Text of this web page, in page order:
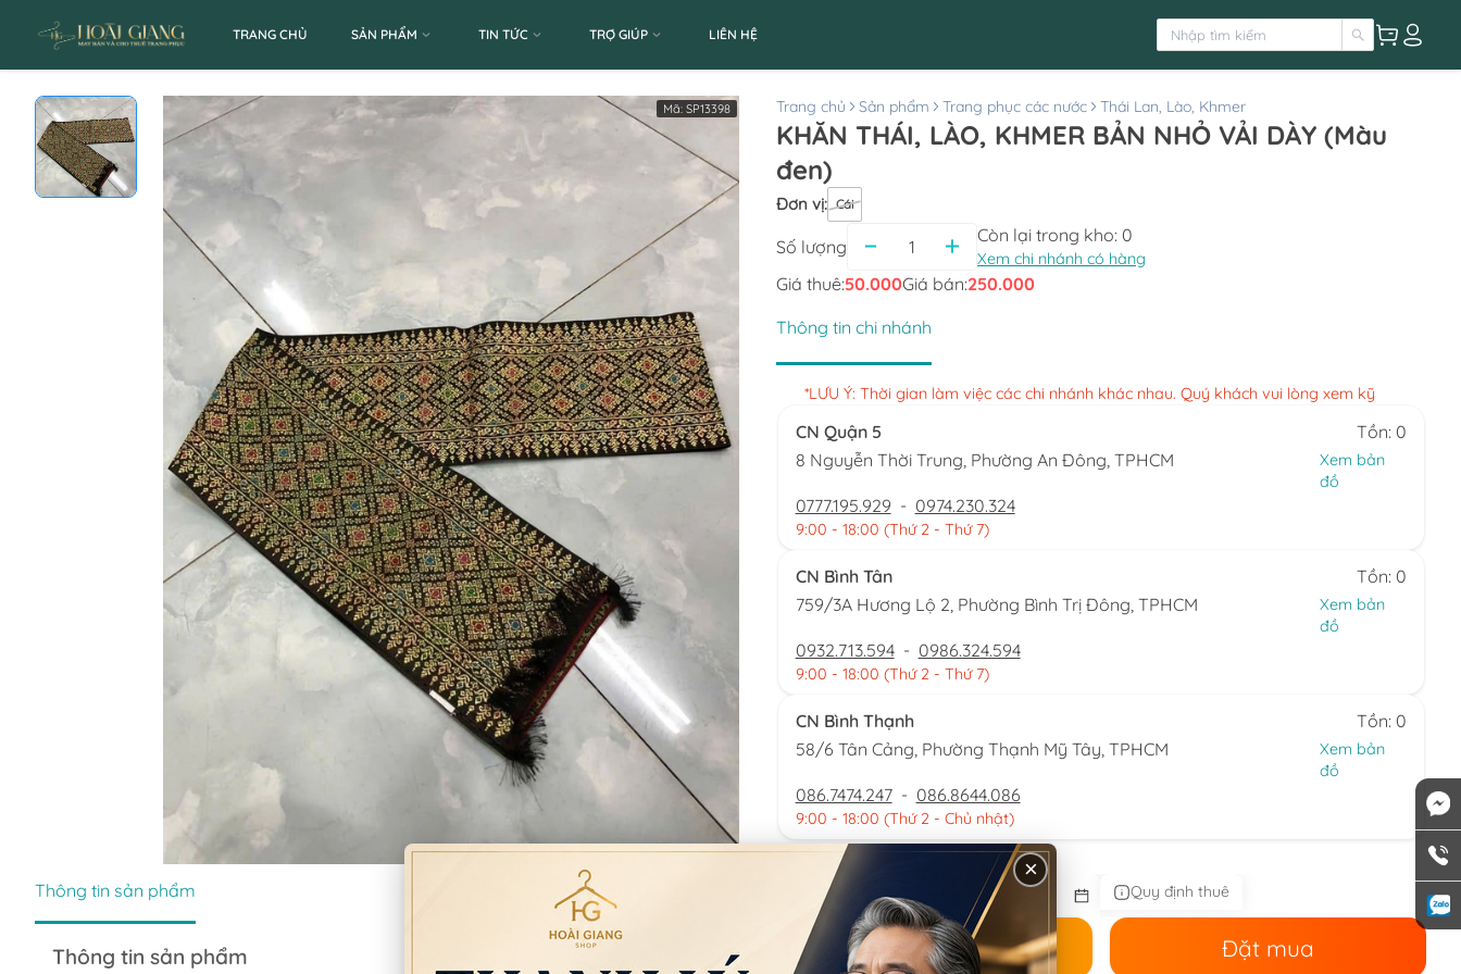
TRANG CHỦ SẢN PHẨM TIN TỨC TRỢ GIÚP LIÊN HỆ
Mã: SP13398
Thông tin sản phẩm
Thông tin sản phẩm
Trang chủ Sản phẩm Trang phục các nước Thái Lan, Lào, Khmer
KHĂN THÁI, LÀO, KHMER BẢN NHỎ VẢI DÀY (Màu
đen)
Đơn vị: Cái
Số lượng
Còn lại trong kho: 0
Xem chi nhánh có hàng
Giá thuê:50.000Giá bán:250.000
Thông tin chi nhánh
*LƯU Ý: Thời gian làm việc các chi nhánh khác nhau. Quý khách vui lòng xem kỹ
CN Quận 5
Tồn: 0
8 Nguyễn Thời Trung, Phường An Đông, TPHCM
Xem bản
đồ
0777.195.929 - 0974.230.324
9:00 - 18:00 (Thứ 2 - Thứ 7)
CN Bình Tân
Tồn: 0
759/3A Hương Lộ 2, Phường Bình Trị Đông, TPHCM
Xem bản
đồ
0932.713.594 - 0986.324.594
9:00 - 18:00 (Thứ 2 - Thứ 7)
CN Bình Thạnh
Tồn: 0
58/6 Tân Cảng, Phường Thạnh Mỹ Tây, TPHCM
Xem bản
đồ
086.7474.247 - 086.8644.086
9:00 - 18:00 (Thứ 2 - Chủ nhật)
Quy định thuê
Đặt thuê Đặt mua
×